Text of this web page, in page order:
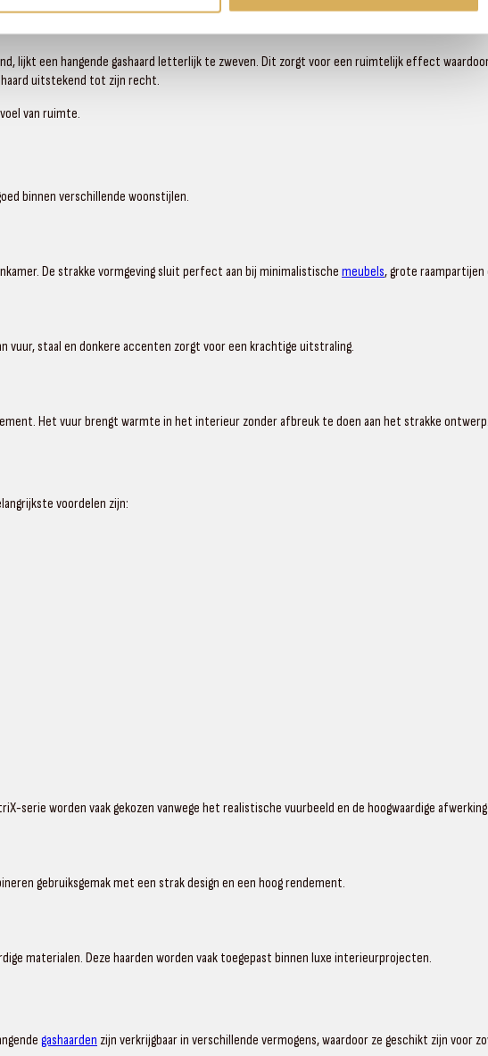
lijkt een hangende gashaard letterlijk te zweven. Dit zorgt voor een ruimtelijk effect
uitstekend tot zijn recht.
van ruimte.
binnen verschillende woonstijlen.
De strakke vormgeving sluit perfect aan bij minimalistische meubels, grote
vuur, staal en donkere accenten zorgt voor een krachtige uitstraling.
Het vuur brengt warmte in het interieur zonder afbreuk te doen aan het strakke ontwerp.
voordelen zijn:
serie worden vaak gekozen vanwege het realistische vuurbeeld en de hoogwaardige afwerking.
gebruiksgemak met een strak design en een hoog rendement.
materialen. Deze haarden worden vaak toegepast binnen luxe interieurprojecten.
gashaarden zijn verkrijgbaar in verschillende vermogens, waardoor ze geschikt zijn voor